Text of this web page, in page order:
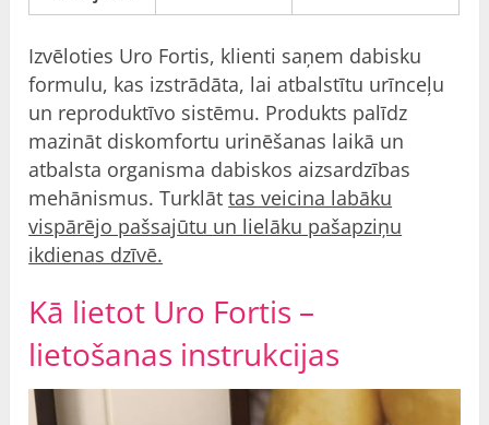
Izvēloties Uro Fortis, klienti saņem dabisku
formulu, kas izstrādāta, lai atbalstītu urīnceļu
un reproduktīvo sistēmu. Produkts palīdz
mazināt diskomfortu urinēšanas laikā un
atbalsta organisma dabiskos aizsardzības
mehānismus. Turklāttas veicina labāku
vispārējo pašsajūtu un lielāku pašapziņu
ikdienas dzīvē.
Kā lietot Uro Fortis –
lietošanas instrukcijas